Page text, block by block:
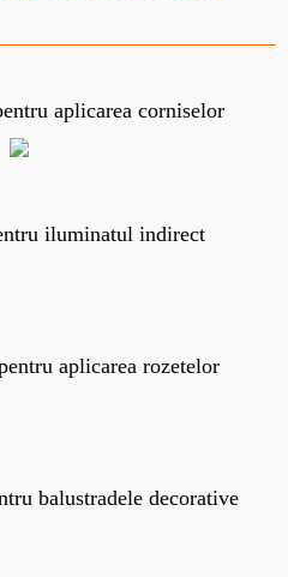
aplicarea corniselor
iluminatul indirect
aplicarea rozetelor
balustradele decorative